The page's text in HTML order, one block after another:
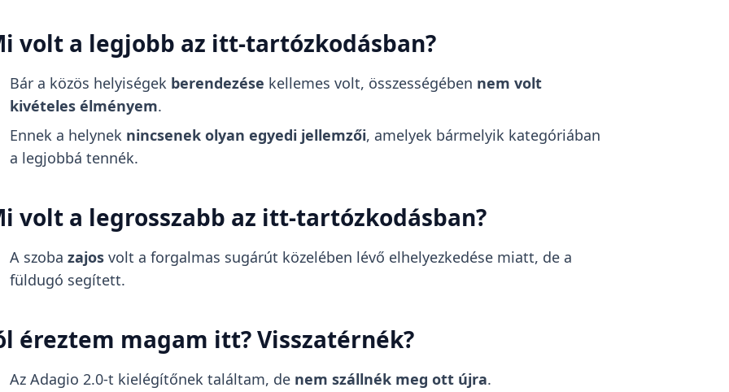
volt a legjobb az itt-tartózkodásban?
Bár a közös helyiségek berendezése kellemes volt, összességében nem volt
kivételes élményem.
Ennek a helynek nincsenek olyan egyedi jellemzői, amelyek bármelyik kategóriában
a legjobbá tennék.
volt a legrosszabb az itt-tartózkodásban?
A szoba zajosvolt a forgalmas sugárút közelében lévő elhelyezkedése miatt, de a
füldugó segített.
éreztem magam itt? Visszatérnék?
Az Adagio 2.0-t kielégítőnek találtam, de nem szállnék meg ott újra.